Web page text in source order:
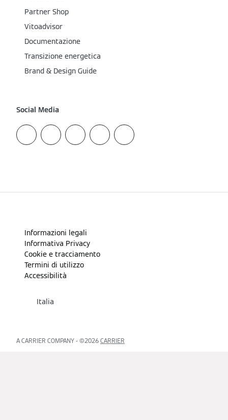
Partner Shop
Vitoadvisor
Documentazione
Transizione energetica
Brand & Design Guide
Social Media
Informazioni legali
Informativa Privacy
Cookie e tracciamento
Termini di utilizzo
Accessibilità
Italia
A CARRIER COMPANY - ©️2026 CARRIER